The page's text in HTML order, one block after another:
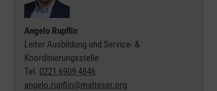
Angelo Rupflin
Leiter Ausbildung und Service- &
Koordinierungsstelle
Tel. 0221 6909 4846
angelo.rupflin@malteser.org